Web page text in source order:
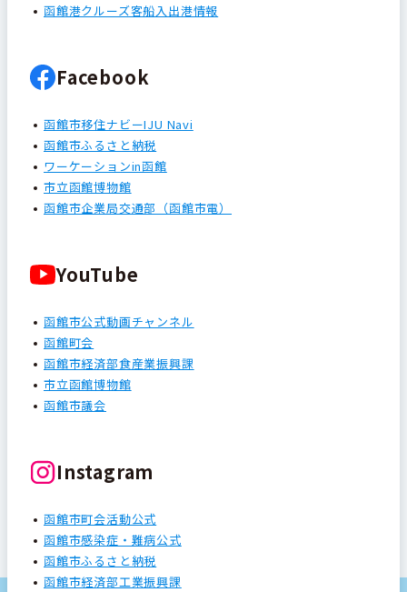
函館港クルーズ客船入出港情報
Facebook
函館市移住ナビーIJU Navi
函館市ふるさと納税
ワーケーションin函館
市立函館博物館
函館市企業局交通部（函館市電）
YouTube
函館市公式動画チャンネル
函館町会
函館市経済部食産業振興課
市立函館博物館
函館市議会
Instagram
函館市町会活動公式
函館市感染症・難病公式
函館市ふるさと納税
函館市経済部工業振興課